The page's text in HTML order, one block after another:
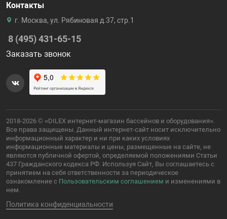
Контакты
г. Москва, ул. Рябиновая д.37, стр.1
8 (495) 431-65-15
Заказать звонок
2018-2026 © «DILEX интернет-магазин бассейнов и оборудования».
Все права защищены. Данный интернет-сайт носит исключительно
информационный характер и ни при каких условиях
информационные материалы и цены, размещенные на сайте, не
являются публичной офертой, определяемой положениями Статьи
437 Гражданского кодекса РФ. Используя Сайт, Вы соглашаетесь с
принятием на себя ответственности за периодическое
ознакомление с Пользовательским соглашением и изменениями в
нем.
Политика конфиденциальности